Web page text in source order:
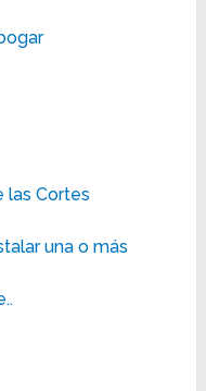
las Cortes
una o más